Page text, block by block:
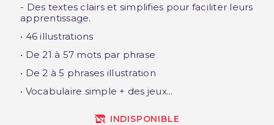
- Des textes clairs et simplifies pour faciliter leurs
apprentissage.
• 46 illustrations
• De 21 à 57 mots par phrase
• De 2 à 5 phrases illustration
• Vocabulaire simple + des jeux...
INDISPONIBLE